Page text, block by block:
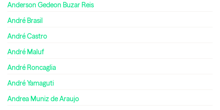
Anderson Gedeon Buzar Reis
André Brasil
André Castro
André Maluf
André Roncaglia
André Yamaguti
Andrea Muniz de Araujo